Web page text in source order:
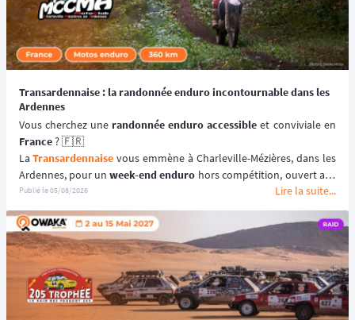
Transardennaise : la randonnée enduro incontournable dans les
Ardennes
Vous cherchez une randonnée enduro accessible
France ? 🇫🇷
La Transardennaise vous emmène à Charleville-Mézières, dans les
Ardennes, pour un week-end enduro hors compétition, ouvert aux
motos enduro, trail et trial dès 125 cm³. 🏍️
Portée par le Moto Club de Charleville-Mézières en Ardennes
(MCCMA) depuis plus de 30 éditions, cette
aventure moto mise sur
le plaisir de rouler plutôt que sur la performance chronométrée.
😉
📆 Prochaines dates : du 19 au 20 Septembre 2026.
Publié le05/08/2026 Lire la suite...